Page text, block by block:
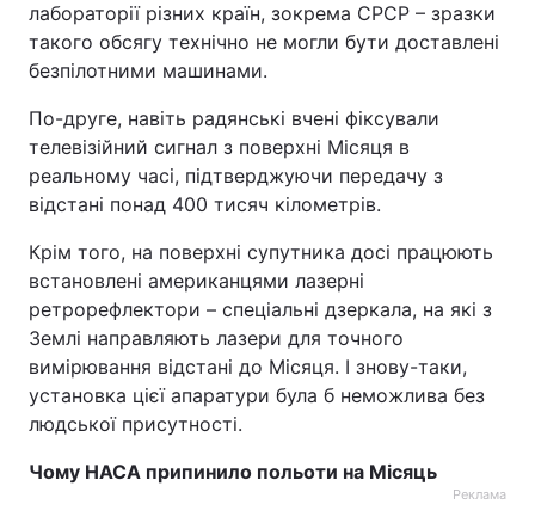
лабораторії різних країн, зокрема СРСР – зразки
такого обсягу технічно не могли бути доставлені
безпілотними машинами.
По-друге, навіть радянські вчені фіксували
телевізійний сигнал з поверхні Місяця в
реальному часі, підтверджуючи передачу з
відстані понад 400 тисяч кілометрів.
Крім того, на поверхні супутника досі працюють
встановлені американцями лазерні
ретрорефлектори – спеціальні дзеркала, на які з
Землі направляють лазери для точного
вимірювання відстані до Місяця. І знову-таки,
установка цієї апаратури була б неможлива без
людської присутності.
Чому НАСА припинило польоти на Місяць
Реклама